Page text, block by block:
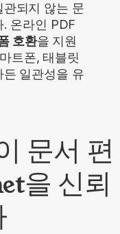
관되지 않는 문
온라인 PDF
호환을 지원
트폰, 태블릿
일관성을 유
문서 편
을 신뢰